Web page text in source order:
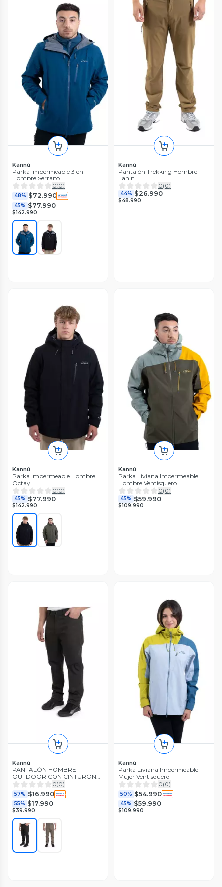
Kannú
Parka Impermeable 3 en 1
Hombre Serrano
0(0)
48% $72.990
45% $77.990
$142.990
Kannú
Pantalón Trekking Hombre
Lanin
0(0)
44% $26.990
$48.990
Kannú
Parka Impermeable Hombre
Octay
0(0)
45% $77.990
$142.990
Kannú
Parka Liviana Impermeable
Hombre Ventisquero
0(0)
45% $59.990
$109.990
Kannú
PANTALÓN HOMBRE
OUTDOOR CON CINTURÓN
CALAFATE
0(0)
57% $16.990
55% $17.990
$39.990
Kannú
Parka Liviana Impermeable
Mujer Ventisquero
0(0)
50% $54.990
45% $59.990
$109.990